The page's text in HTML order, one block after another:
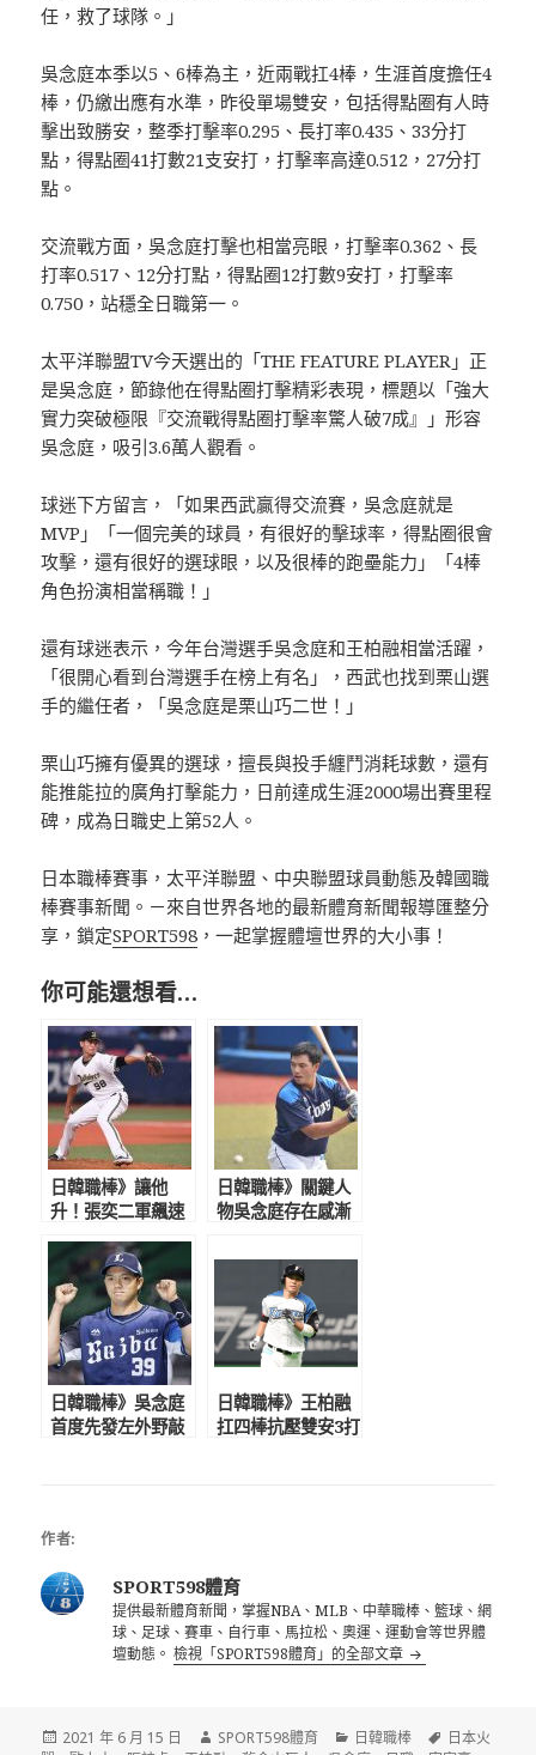
任，救了球隊。」
吳念庭本季以5、6棒為主，近兩戰扛4棒，生涯首度擔任4
棒，仍繳出應有水準，昨役單場雙安，包括得點圈有人時
擊出致勝安，整季打擊率0.295、長打率0.435、33分打
點，得點圈41打數21支安打，打擊率高達0.512，27分打
點。
交流戰方面，吳念庭打擊也相當亮眼，打擊率0.362、長
打率0.517、12分打點，得點圈12打數9安打，打擊率
0.750，站穩全日職第一。
太平洋聯盟TV今天選出的「THE FEATURE PLAYER」正
是吳念庭，節錄他在得點圈打擊精彩表現，標題以「強大
實力突破極限『交流戰得點圈打擊率驚人破7成』」形容
吳念庭，吸引3.6萬人觀看。
球迷下方留言，「如果西武贏得交流賽，吳念庭就是
MVP」「一個完美的球員，有很好的擊球率，得點圈很會
攻擊，還有很好的選球眼，以及很棒的跑壘能力」「4棒
角色扮演相當稱職！」
還有球迷表示，今年台灣選手吳念庭和王柏融相當活躍，
「很開心看到台灣選手在榜上有名」，西武也找到栗山選
手的繼任者，「吳念庭是栗山巧二世！」
栗山巧擁有優異的選球，擅長與投手纏鬥消耗球數，還有
能推能拉的廣角打擊能力，日前達成生涯2000場出賽里程
碑，成為日職史上第52人。
日本職棒賽事，太平洋聯盟、中央聯盟球員動態及韓國職
棒賽事新聞。－來自世界各地的最新體育新聞報導匯整分
享，鎖定SPORT598 ，一起掌握體壇世界的大小事！
你可能還想看…
日韓職棒》讓他
升！張奕二軍飆速
再奪救援成功
日韓職棒》關鍵人
物吳念庭存在感漸
隊的功臣
日韓職棒》吳念庭
首度先發左外野敲
日韓職棒》王柏融
扛四棒抗壓雙安3打
作者:
SPORT598體育
提供最新體育新聞，掌握NBA、MLB、中華職棒、籃球、網
球、足球、賽車、自行車、馬拉松、奧運、運動會等世界體
壇動態。檢視「SPORT598體育」的全部文章
發
2021 年 6 月 15 日
作
SPORT598體育
分
日韓職棒
標
日本火